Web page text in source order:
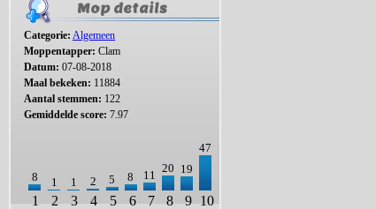
Mop details
Categorie: Algemeen
Moppentapper: Clam
Datum: 07-08-2018
Maal bekeken: 11884
Aantal stemmen: 122
Gemiddelde score: 7.97
8 1 1 2 5 8 11
20 19
47
1 2 3 4 5 6 7 8 9 10